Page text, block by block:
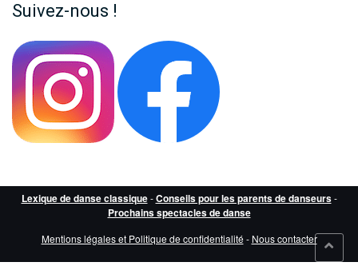
Suivez-nous !
Lexique de danse classique-Conseils pour les parents de danseurs-
Prochains spectacles de danse
Mentions légales et Politique de confidentialité - Nous contacter